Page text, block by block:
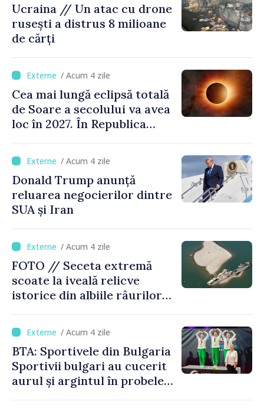
Ucraina // Un atac cu drone
rusești a distrus 8 milioane
de cărți
/ Acum 4 zile
Cea mai lungă eclipsă totală
de Soare a secolului va avea
loc în 2027. În Republica
acoperit în proporție de
până la 44%/ Acum 4 zile
Donald Trump anunță
reluarea negocierilor dintre
SUA și Iran
/ Acum 4 zile
FOTO // Seceta extremă
scoate la iveală relicve
istorice din albiile râurilor
/ Acum 4 zile
BTA: Sportivele din Bulgaria
Sportivii bulgari au cucerit
aurul și argintul în probele